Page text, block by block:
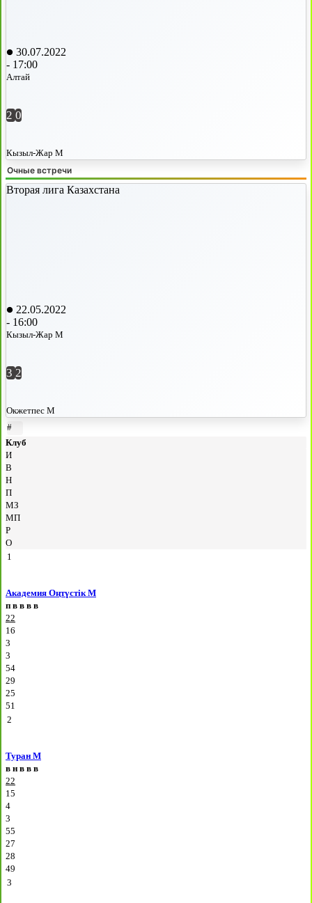
30.07.2022
- 17:00
Алтай
2 0
Кызыл-Жар М
Очные встречи
Вторая лига Казахстана
22.05.2022
- 16:00
Кызыл-Жар М
3 2
Окжетпес М
#
Клуб
И
В
Н
П
МЗ
МП
Р
О
1
Академия Оңтүстік М
п в в в в
22
16
3
3
54
29
25
51
2
Туран М
в н в в в
22
15
4
3
55
27
28
49
3